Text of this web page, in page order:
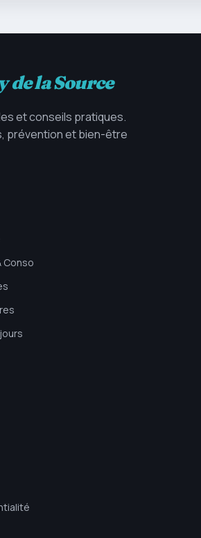
de la Source
et conseils pratiques.
prévention et bien-être
Conso